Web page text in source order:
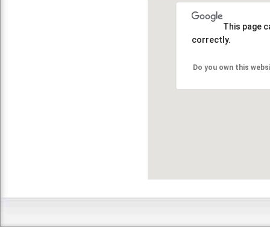
This page
correctly.
Do you own this